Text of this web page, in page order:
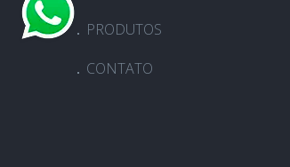
PRODUTOS
CONTATO